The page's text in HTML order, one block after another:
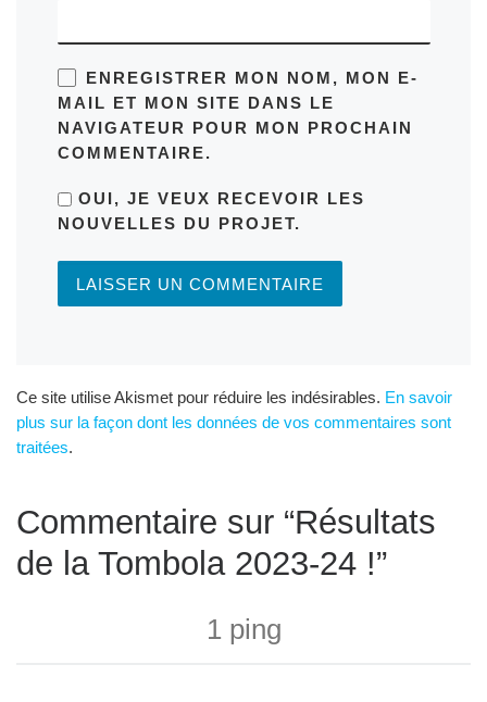
ENREGISTRER MON NOM, MON E-
MAIL ET MON SITE DANS LE
NAVIGATEUR POUR MON PROCHAIN
COMMENTAIRE.
OUI, JE VEUX RECEVOIR LES
NOUVELLES DU PROJET.
Ce site utilise Akismet pour réduire les indésirables. En savoir
plus sur la façon dont les données de vos commentaires sont
traitées.
Commentaire sur “Résultats
de la Tombola 2023-24 !”
1 ping